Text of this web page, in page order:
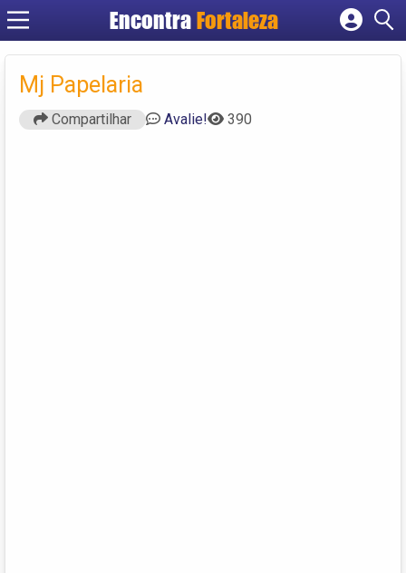
EncontraFortaleza
Cadastrar empresa
Mj Papelaria
Compartilhar Avalie! 390